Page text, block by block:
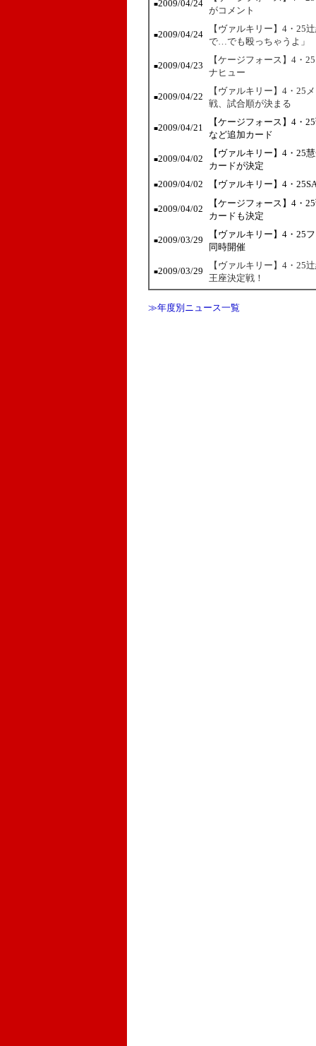
■2009/04/24
がコメント
■2009/04/24
【ヴァルキリー】4・25
で…でも殴っちゃうよ」
■2009/04/23
【ケージフォース】4・
ナヒュー
■2009/04/22
【ヴァルキリー】4・25
戦、試合順が決まる
■2009/04/21
【ケージフォース】4・
など追加カード
■2009/04/02
【ヴァルキリー】4・25
カードが決定
■2009/04/02 【ヴァルキリー】4・
■2009/04/02
【ケージフォース】4・
カードも決定
■2009/03/29
【ヴァルキリー】4・25
同時開催
■2009/03/29
【ヴァルキリー】4・25
王座決定戦！
≫年度別ニュース一覧